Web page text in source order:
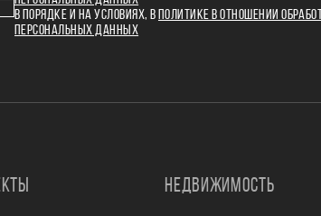
В ПОРЯДКЕ И НА УСЛОВИЯХ, В
ПОЛИТИКЕ В ОТНОШЕНИИ
ПЕРСОНАЛЬНЫХ ДАННЫХ
НЕДВИЖИМОСТЬ